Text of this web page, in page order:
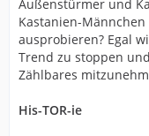
Außenstürmer und
Kastanien-
ausprobieren? Egal
Trend zu stoppen
Zählbares
His-TOR-ie